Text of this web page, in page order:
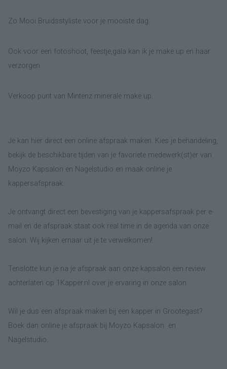
Zo Mooi Bruidsstyliste voor je mooiste dag.
Ook voor een fotoshoot, feestje,gala kan ik je make up en haar
verzorgen.
Verkoop punt van Mintenz minerale make up.
Je kan hier direct een online afspraak maken. Kies je behandeling,
bekijk de beschikbare tijden van je favoriete medewerk(st)er van
Moyzo Kapsalon en Nagelstudio en maak online je
kappersafspraak.
Je ontvangt direct een bevestiging van je kappersafspraak per e-
mail en de afspraak staat ook real time in de agenda van onze
salon. Wij kijken ernaar uit je te verwelkomen!
Tenslotte kun je na je afspraak aan onze kapsalon een review
achterlaten op 1Kapper.nl over je ervaring in onze salon.
Wil je dus een afspraak maken bij een kapper in Grootegast?
Boek dan online je afspraak bij Moyzo Kapsalon en
Nagelstudio.